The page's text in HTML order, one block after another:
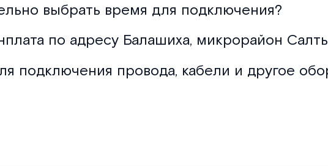
выбрать время для подключения?
по адресу Балашиха, микрорайон
подключения провода, кабели и другое